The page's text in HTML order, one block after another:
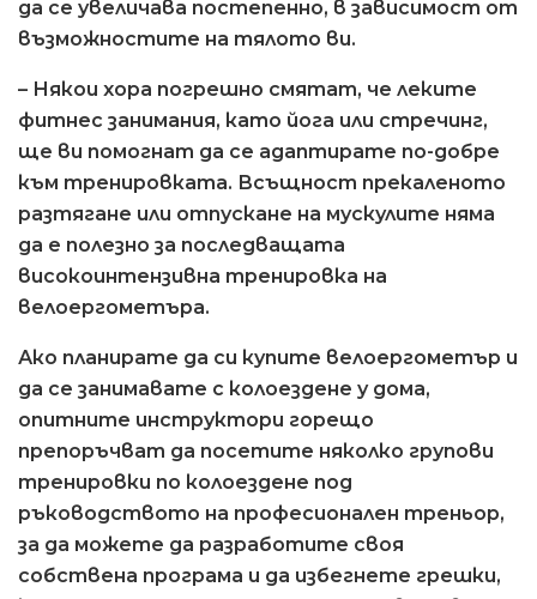
да се увеличава постепенно, в зависимост от
възможностите на тялото ви.
– Някои хора погрешно смятат, че леките
фитнес занимания, като йога или стречинг,
ще ви помогнат да се адаптирате по-добре
към тренировката. Всъщност прекаленото
разтягане или отпускане на мускулите няма
да е полезно за последващата
високоинтензивна тренировка на
велоергометъра.
Ако планирате да си купите велоергометър и
да се занимавате с колоездене у дома,
опитните инструктори горещо
препоръчват да посетите няколко групови
тренировки по колоездене под
ръководството на професионален треньор,
за да можете да разработите своя
собствена програма и да избегнете грешки,